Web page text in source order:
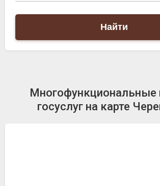
Найти
Многофункциональные
госуслуг на карте